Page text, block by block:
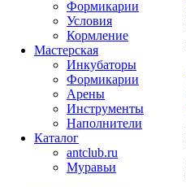
Формикарии
Условия
Кормление
Мастерская
Инкубаторы
Формикарии
Арены
Инструменты
Наполнители
Каталог
antclub.ru
Муравьи